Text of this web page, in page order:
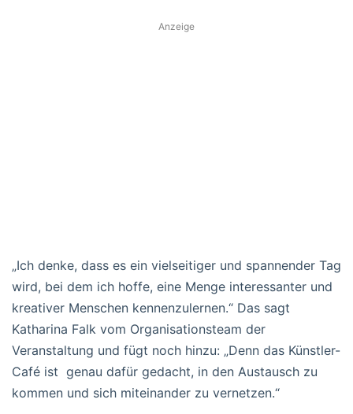
Anzeige
„Ich denke, dass es ein vielseitiger und spannender Tag
wird, bei dem ich hoffe, eine Menge interessanter und
kreativer Menschen kennenzulernen.“ Das sagt
Katharina Falk vom Organisationsteam der
Veranstaltung und fügt noch hinzu: „Denn das Künstler-
Café ist genau dafür gedacht, in den Austausch zu
kommen und sich miteinander zu vernetzen.“